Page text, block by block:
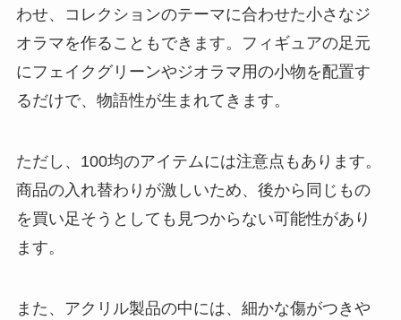
わせ、コレクションのテーマに合わせた小さなジ
オラマを作ることもできます。フィギュアの足元
にフェイクグリーンやジオラマ用の小物を配置す
るだけで、物語性が生まれてきます。
ただし、100均のアイテムには注意点もあります。
商品の入れ替わりが激しいため、後から同じもの
を買い足そうとしても見つからない可能性があり
ます。
また、アクリル製品の中には、細かな傷がつきや